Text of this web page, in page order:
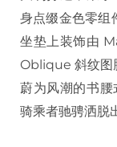
身点缀金色零组
坐垫上装饰由
Oblique 斜纹图
蔚为风潮的书
骑乘者驰骋洒脱